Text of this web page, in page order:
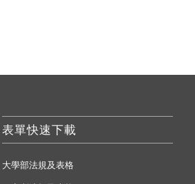
表單快速下載
大學部法規及表格